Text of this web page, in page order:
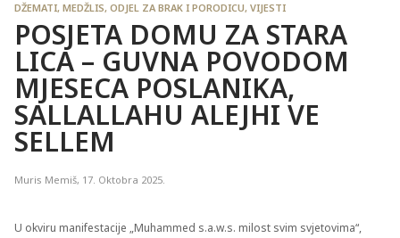
DŽEMATI, MEDŽLIS, ODJEL ZA BRAK I PORODICU, VIJESTI
POSJETA DOMU ZA STARA
LICA – GUVNA POVODOM
MJESECA POSLANIKA,
SALLALLAHU ALEJHI VE
SELLEM
Muris Memiš, 17. Oktobra 2025.
U okviru manifestacije „Muhammed s.a.w.s. milost svim svjetovima“,